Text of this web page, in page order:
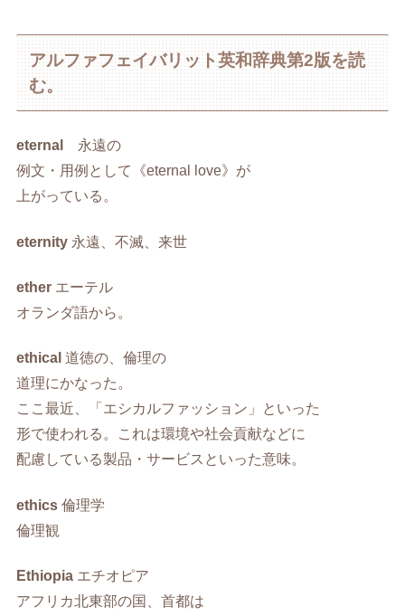
アルファフェイバリット英和辞典第2版を読
む。
eternal
永遠の
例文・用例として《eternal love》が
上がっている。
eternity 永遠、不滅、来世
ether エーテル
オランダ語から。
ethical 道徳の、倫理の
道理にかなった。
ここ最近、「エシカルファッション」といった
形で使われる。これは環境や社会貢献などに
配慮している製品・サービスといった意味。
ethics 倫理学
倫理観
Ethiopia エチオピア
アフリカ北東部の国、首都は